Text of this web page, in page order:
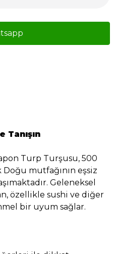
Tanışın
Turp Turşusu, 500
Doğu mutfağının eşsiz
Geleneksel
özellikle sushi ve diğer
bir uyum sağlar.